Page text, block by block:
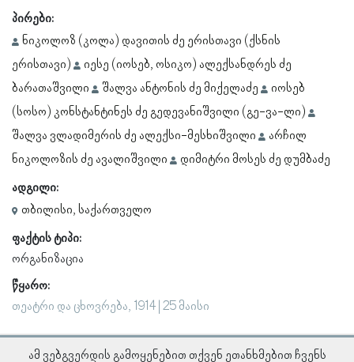
პირები:
ნიკოლოზ (კოლა) დავითის ძე ერისთავი (ქსნის
ერისთავი)
იესე (იოსებ, ოსიკო) ალექსანდრეს ძე
ბარათაშვილი
შალვა ანტონის ძე მიქელაძე
იოსებ
(სოსო) კონსტანტინეს ძე გედევანიშვილი (გე-ვა-ლი)
შალვა ვლადიმერის ძე ალექსი-მესხიშვილი
არჩილ
ნიკოლოზის ძე ავალიშვილი
დიმიტრი მოსეს ძე დუმბაძე
ადგილი:
თბილისი, საქართველო
ფაქტის ტიპი:
ორგანიზაცია
წყარო:
თეატრი და ცხოვრება, 1914 | 25 მაისი
ამ ვებგვერდის გამოყენებით თქვენ ეთანხმებით ჩვენს